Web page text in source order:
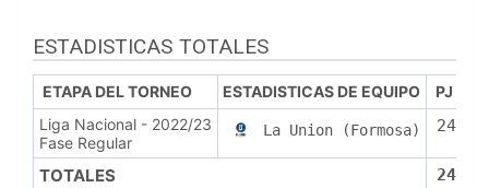
ESTADISTICAS TOTALES
ETAPA DEL TORNEO ESTADISTICAS DE EQUIPO PJ
Liga Nacional - 2022/23
Fase Regular
La Union (Formosa) 24
TOTALES 24